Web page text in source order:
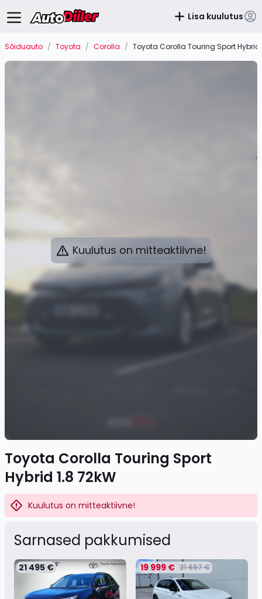
Lisa kuulutus
Sõiduauto / Toyota / Corolla / Toyota Corolla Touring Sport Hybrid
Kuulutus on mitteaktiivne!
Toyota Corolla Touring Sport
Hybrid 1.8 72kW
Kuulutus on mitteaktiivne!
Sarnased pakkumised
21 495 € 19 999 € 21 697 €